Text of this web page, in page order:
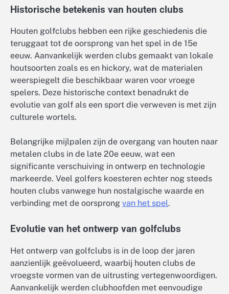
Historische betekenis van houten clubs
Houten golfclubs hebben een rijke geschiedenis die
teruggaat tot de oorsprong van het spel in de 15e
eeuw. Aanvankelijk werden clubs gemaakt van lokale
houtsoorten zoals es en hickory, wat de materialen
weerspiegelt die beschikbaar waren voor vroege
spelers. Deze historische context benadrukt de
evolutie van golf als een sport die verweven is met zijn
culturele wortels.
Belangrijke mijlpalen zijn de overgang van houten naar
metalen clubs in de late 20e eeuw, wat een
significante verschuiving in ontwerp en technologie
markeerde. Veel golfers koesteren echter nog steeds
houten clubs vanwege hun nostalgische waarde en
verbinding met de oorsprong van het spel.
Evolutie van het ontwerp van golfclubs
Het ontwerp van golfclubs is in de loop der jaren
aanzienlijk geëvolueerd, waarbij houten clubs de
vroegste vormen van de uitrusting vertegenwoordigen.
Aanvankelijk werden clubhoofden met eenvoudige